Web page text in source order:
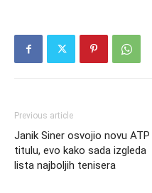
Previous article
Janik Siner osvojio novu ATP
titulu, evo kako sada izgleda
lista najboljih tenisera